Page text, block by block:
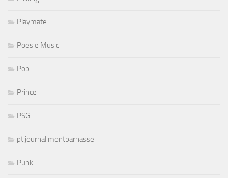
Playmate
Poesie Music
Pop
Prince
PSG
pt journal montparnasse
Punk